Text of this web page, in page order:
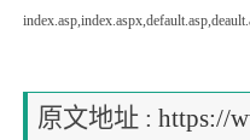
原文地址 :https://